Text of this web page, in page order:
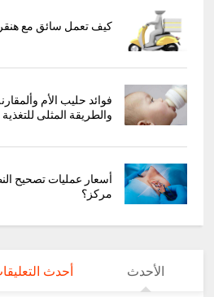
كيف تعمل سائق مع
فوائد حليب الأم
والطريقة المثلى للتغذية
أسعار عمليات تصحيح
مركز؟
الأحدث أحدث